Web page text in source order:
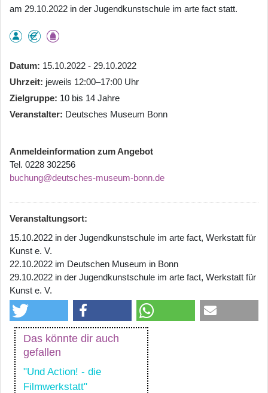
am 29.10.2022 in der Jugendkunstschule im arte fact statt.
Datum 15.10.2022 - 29.10.2022
Uhrzeit jeweils 12:00–17:00 Uhr
Zielgruppe 10 bis 14 Jahre
Veranstalter Deutsches Museum Bonn
Anmeldeinformation zum Angebot
Tel. 0228 302256
buchung@deutsches-museum-bonn.de
Veranstaltungsort:
15.10.2022 in der Jugendkunstschule im arte fact, Werkstatt für
Kunst e. V.
22.10.2022 im Deutschen Museum in Bonn
29.10.2022 in der Jugendkunstschule im arte fact, Werkstatt für
Kunst e. V.
Das könnte dir auch
gefallen
"Und Action! - die
Filmwerkstatt"